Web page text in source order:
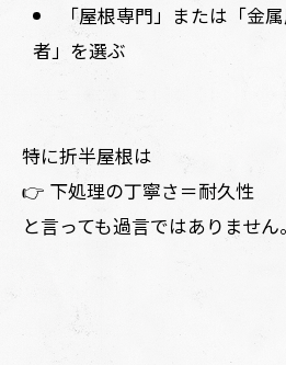
「屋根専門」または「金
者」を選ぶ
特に折半屋根は
👉 下処理の丁寧さ＝耐久性
と言っても過言ではありません。